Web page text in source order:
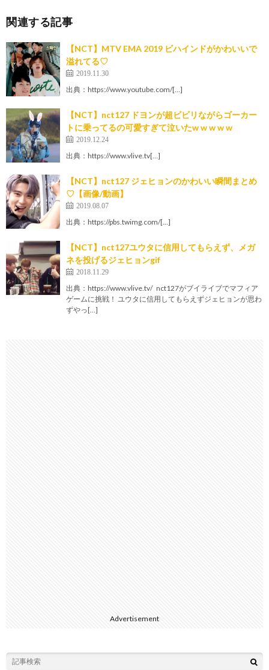
関連する記事
【NCT】MTV EMA 2019 ビハインドがかわいいで
溢れてる♡
2019.11.30
出典：https://www.youtube.com/[…]
【NCT】nct127 ドヨンが超ビビリながらゴーカー
トに乗ってるの可愛すぎて泣いたw w w w w
2019.12.24
出典：https://www.vlive.tv[…]
【NCT】nct127 ジェヒョンのかわいい瞬間まとめ
♡【画像/動画】
2019.08.07
出典：https://pbs.twimg.com/[…]
【NCT】nct127ユウタに信用してもらえず、メガ
ネを投げるジェヒョンgif
2018.11.29
出典：https://www.vlive.tv/ nct127がブイライブでマフィア
ゲームに挑戦！ ユウタに信用してもらえずジェヒョンが思わ
ずやっ[…]
Advertisement